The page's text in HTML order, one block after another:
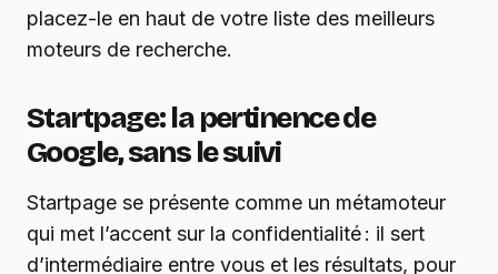
placez-le en haut de votre liste des meilleurs
moteurs de recherche.
Startpage : la pertinence de
Google, sans le suivi
Startpage se présente comme un métamoteur
qui met l’accent sur la confidentialité : il sert
d’intermédiaire entre vous et les résultats, pour